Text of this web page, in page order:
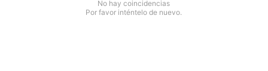
No hay coincidencias
Por favor inténtelo de nuevo.